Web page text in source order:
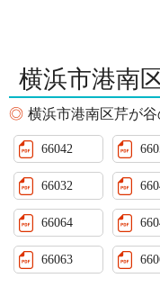
横浜市港南
横浜市港南区芹が
66042
66032
66064
66063